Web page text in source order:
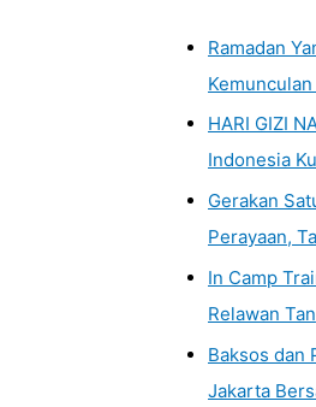
Ramadan
HARI GIZI
Indonesia
Gerakan
Perayaan,
In Camp
Relawan
Baksos dan
Jakarta